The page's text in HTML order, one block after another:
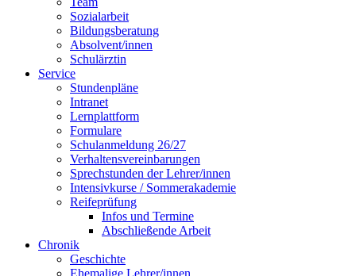
Sozialarbeit
Bildungsberatung
Absolvent/innen
Schulärztin
Service
Stundenpläne
Intranet
Lernplattform
Formulare
Schulanmeldung 26/27
Verhaltensvereinbarungen
Sprechstunden der Lehrer/innen
Intensivkurse / Sommerakademie
Reifeprüfung
Infos und Termine
Abschließende Arbeit
Chronik
Geschichte
Ehemalige Lehrer/innen